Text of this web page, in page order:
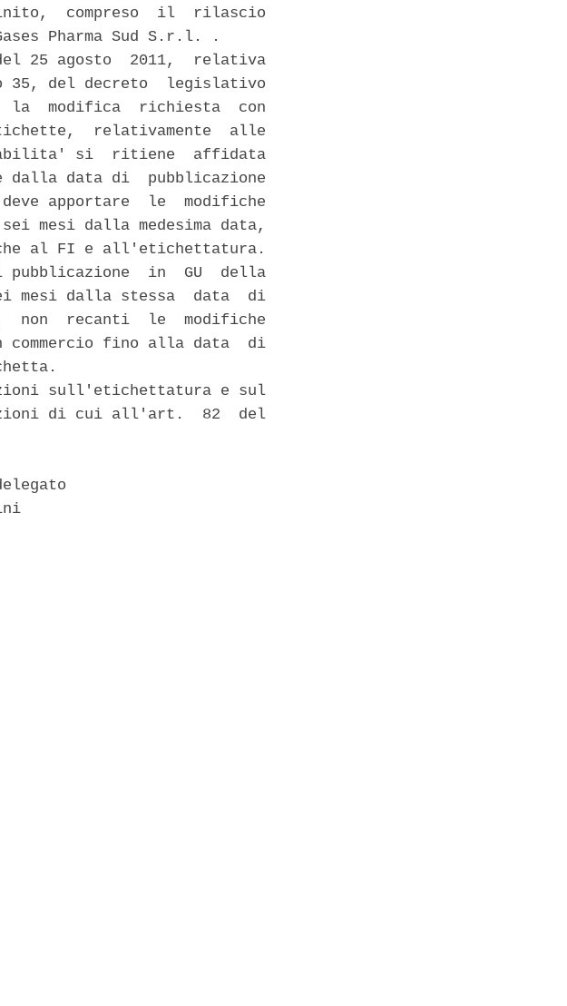
compreso  il  rilascio
Pharma Sud S.r.l. .
25 agosto  2011,  relativa
35, del decreto  legislativo
la  modifica  richiesta  con
relativamente  alle
si  ritiene  affidata
data di  pubblicazione
apportare  le  modifiche
mesi dalla medesima data,
al FI e all'etichettatura.
pubblicazione  in  GU  della
mesi dalla stessa  data  di
non  recanti  le  modifiche
commercio fino alla data  di
sull'etichettatura e sul
di cui all'art.  82  del